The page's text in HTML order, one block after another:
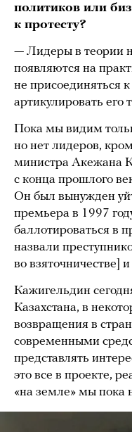
политиков или
к протесту?
— Лидеры в теории
появляются на
не присоединяться к
артикулировать его
Пока мы видим
но нет лидеров,
министра Акежана
с конца прошлого
Он был вынужден
премьера в 1997
баллотироваться в
назвали
во взяточничестве]
Кажигельдин
Казахстана, в
возвращения в
современными
представлять
это все в проекте,
«на земле» мы пока